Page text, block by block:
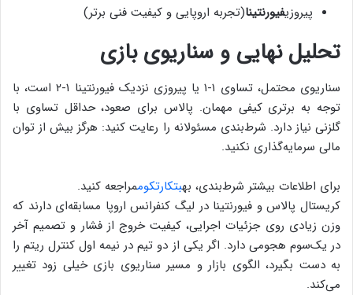
پیروزیفیورنتینا(تجربه اروپایی و کیفیت فنی برتر)
تحلیل نهایی و سناریوی بازی
سناریوی محتمل، تساوی ۱-۱ یا پیروزی نزدیک فیورنتینا ۱-۲ است، با
توجه به برتری کیفی مهمان. پالاس برای صعود، حداقل تساوی با
گلزنی نیاز دارد. شرط‌بندی مسئولانه را رعایت کنید: هرگز بیش از توان
مالی سرمایه‌گذاری نکنید.
برای اطلاعات بیشتر شرط‌بندی، بهبتکارتکوممراجعه کنید.
کریستال پالاس و فیورنتینا در لیگ کنفرانس اروپا مسابقه‌ای دارند که
وزن زیادی روی جزئیات اجرایی، کیفیت خروج از فشار و تصمیم آخر
در یک‌سوم هجومی دارد. اگر یکی از دو تیم در نیمه اول کنترل ریتم را
به دست بگیرد، الگوی بازار و مسیر سناریوی بازی خیلی زود تغییر
می‌کند.